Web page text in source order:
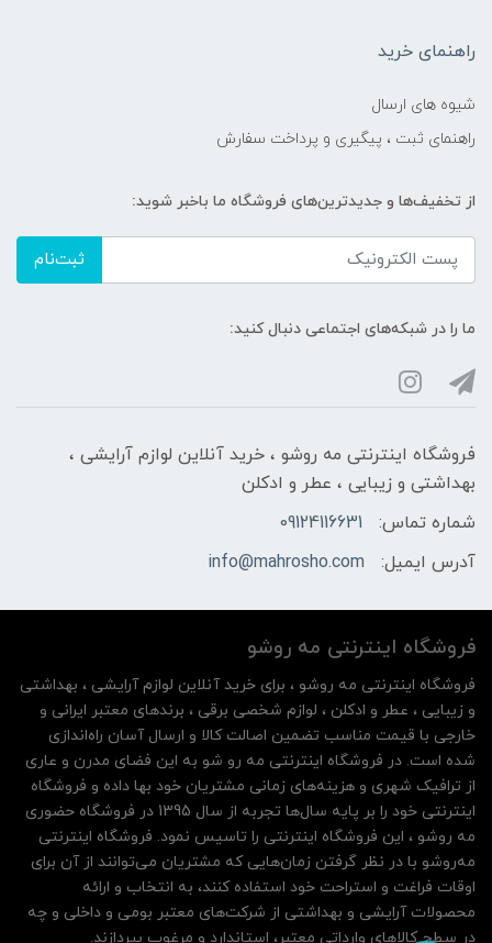
راهنمای خرید
شیوه های ارسال
راهنمای ثبت ، پیگیری و پرداخت سفارش
از تخفیف‌ها و جدیدترین‌های فروشگاه ما باخبر شوید:
ثبت‌نام
ما را در شبکه‌های اجتماعی دنبال کنید:
فروشگاه اینترنتی مه‌ رو‌شو ، خرید آنلاین لوازم آرایشی ،
بهداشتی و زیبایی ، عطر و ادکلن
شماره تماس:
09124116631
آدرس ایمیل:
info@mahrosho.com
فروشگاه اینترنتی مه‌ رو‌شو
فروشگاه اینترنتی مه‌ رو‌شو ، برای خرید آنلاین لوازم آرایشی ، بهداشتی
و زیبایی ، عطر و ادکلن ، لوازم شخصی برقی ، برندهای معتبر ایرانی و
خارجی با قیمت مناسب تضمین اصالت کالا و ارسال آسان راه‌اندازی
شده است. در فروشگاه اینترنتی مه رو شو به این فضای مدرن و عاری
از ترافیک شهری و هزینه‌های زمانی مشتریان خود بها داده و فروشگاه
اینترنتی خود را بر پایه سال‌ها تجربه از سال 1395 در فروشگاه حضوری
مه روشو ، این فروشگاه اینترنتی را تاسیس نمود. فروشگاه اینترنتی
مه‌رو‌شو با در نظر گرفتن زمان‌هایی که مشتریان می‌توانند از آن‌ برای
اوقات فراغت و استراحت خود استفاده کنند، به انتخاب و ارائه
محصولات آرایشی و بهداشتی از شرکت‌های معتبر بومی و داخلی و چه
در سطح کالاهای وارداتی معتبر، استاندارد و مرغوب بپردازند.